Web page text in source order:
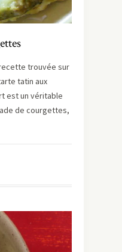
trouvée sur
tatin aux
est un véritable
de courgettes,